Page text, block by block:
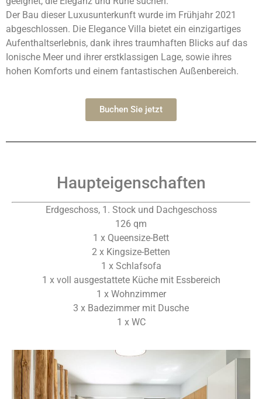
Der Bau dieser Luxusunterkunft wurde im Frühjahr 2021
abgeschlossen. Die Elegance Villa bietet ein einzigartiges
Aufenthaltserlebnis, dank ihres traumhaften Blicks auf das
Ionische Meer und ihrer erstklassigen Lage, sowie ihres
hohen Komforts und einem fantastischen Außenbereich.
Buchen Sie jetzt
Haupteigenschaften
Erdgeschoss, 1. Stock und Dachgeschoss
126 qm
1 x Queensize-Bett
2 x Kingsize-Betten
1 x Schlafsofa
1 x voll ausgestattete Küche mit Essbereich
1 x Wohnzimmer
3 x Badezimmer mit Dusche
1 x WC